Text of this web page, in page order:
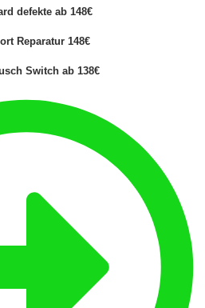
defekte ab 148€
Reparatur 148€
Switch ab 138€